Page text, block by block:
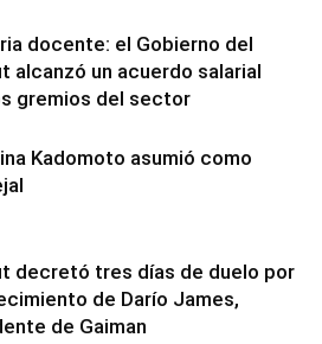
docente: el Gobierno del
alcanzó un acuerdo salarial
gremios del sector
Kadomoto asumió como
decretó tres días de duelo por
de Darío James,
de Gaiman